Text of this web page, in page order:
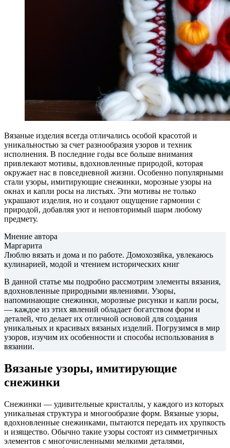
Вязаные изделия всегда отличались особой красотой и
уникальностью за счет разнообразия узоров и техник
исполнения. В последние годы все больше внимания
привлекают мотивы, вдохновленные природой, которая
окружает нас в повседневной жизни. Особенно популярными
стали узоры, имитирующие снежинки, морозные узоры на
окнах и капли росы на листьях. Эти мотивы не только
украшают изделия, но и создают ощущение гармонии с
природой, добавляя уют и неповторимый шарм любому
предмету.
Мнение автора
Маргарита
Люблю вязать и дома и по работе. Домохозяйка, увлекаюсь
кулинарией, модой и чтением исторических книг
В данной статье мы подробно рассмотрим элементы вязания,
вдохновленные природными явлениями. Узоры,
напоминающие снежинки, морозные рисунки и капли росы,
— каждое из этих явлений обладает богатством форм и
деталей, что делает их отличной основой для создания
уникальных и красивых вязаных изделий. Погрузимся в мир
узоров, изучим их особенности и способы использования в
вязании.
Вязаные узоры, имитирующие
снежинки
Снежинки — удивительные кристаллы, у каждого из которых
уникальная структура и многообразие форм. Вязаные узоры,
вдохновленные снежинками, пытаются передать их хрупкость
и изящество. Обычно такие узоры состоят из симметричных
элементов с многочисленными мелкими деталями,